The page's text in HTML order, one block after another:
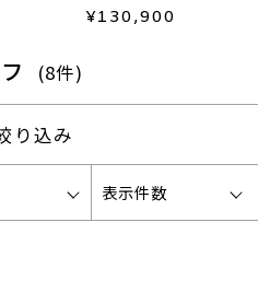
ーカフ(片耳用)
¥130,900
(8件)
り込み
表示件数